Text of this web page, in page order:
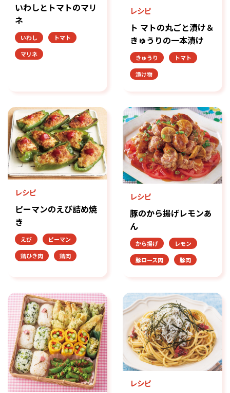
いわしとトマトのマリ
ネ
いわし
トマト
マリネ
レシピ
ト マトの丸ごと漬け＆
きゅうりの一本漬け
きゅうり
トマト
漬け物
レシピ
ピーマンのえび詰め焼
き
えび
ピーマン
鶏ひき肉
鶏肉
レシピ
豚のから揚げレモンあ
ん
から揚げ
レモン
豚ロース肉
豚肉
レシピ